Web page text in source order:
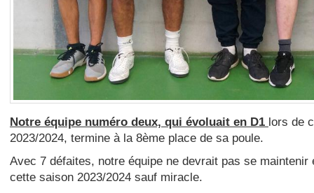
Notre équipe numéro deux, qui évoluait en D1 lors de
2023/2024, termine à la 8ème place de sa poule.
Avec 7 défaites, notre équipe ne devrait pas se maintenir
cette saison 2023/2024 sauf miracle.